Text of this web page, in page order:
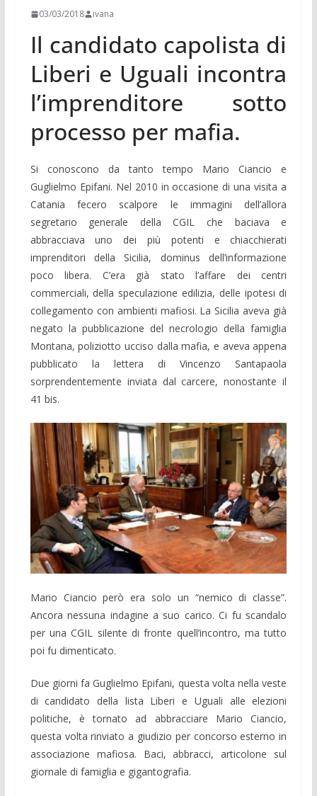
03/03/2018 ivana
Il candidato capolista di
Liberi e Uguali incontra
l’imprenditore sotto
processo per mafia.
Si conoscono da tanto tempo Mario Ciancio e
Guglielmo Epifani. Nel 2010 in occasione di una visita a
Catania fecero scalpore le immagini dell’allora
segretario generale della CGIL che baciava e
abbracciava uno dei più potenti e chiacchierati
imprenditori della Sicilia, dominus dell’informazione
poco libera. C’era già stato l’affare dei centri
commerciali, della speculazione edilizia, delle ipotesi di
collegamento con ambienti mafiosi. La Sicilia aveva già
negato la pubblicazione del necrologio della famiglia
Montana, poliziotto ucciso dalla mafia, e aveva appena
pubblicato la lettera di Vincenzo Santapaola
sorprendentemente inviata dal carcere, nonostante il
41 bis.
Mario Ciancio però era solo un “nemico di classe”.
Ancora nessuna indagine a suo carico. Ci fu scandalo
per una CGIL silente di fronte quell’incontro, ma tutto
poi fu dimenticato.
Due giorni fa Guglielmo Epifani, questa volta nella veste
di candidato della lista Liberi e Uguali alle elezioni
politiche, è tornato ad abbracciare Mario Ciancio,
questa volta rinviato a giudizio per concorso esterno in
associazione mafiosa. Baci, abbracci, articolone sul
giornale di famiglia e gigantografia.